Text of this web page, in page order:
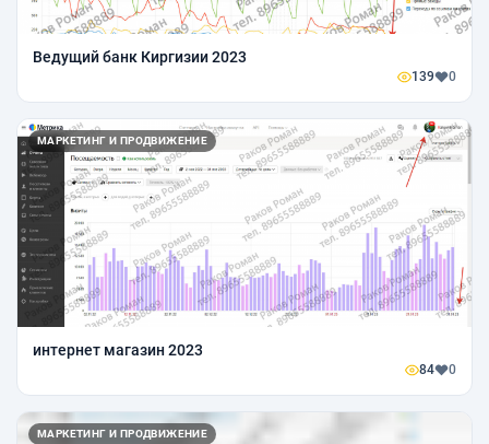
Ведущий банк Киргизии 2023
139 0
МАРКЕТИНГ И ПРОДВИЖЕНИЕ
интернет магазин 2023
84 0
МАРКЕТИНГ И ПРОДВИЖЕНИЕ